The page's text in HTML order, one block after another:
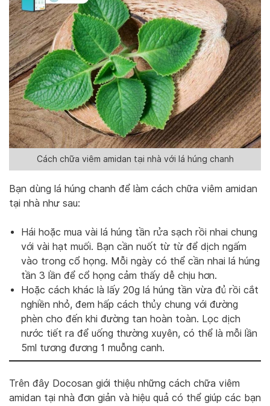
Cách chữa viêm amidan tại nhà với lá húng chanh
Bạn dùng lá húng chanh để làm cách chữa viêm amidan
tại nhà như sau:
Hái hoặc mua vài lá húng tần rửa sạch rồi nhai chung
với vài hạt muối. Bạn cần nuốt từ từ để dịch ngấm
vào trong cổ họng. Mỗi ngày có thể cần nhai lá húng
tần 3 lần để cổ họng cảm thấy dễ chịu hơn.
Hoặc cách khác là lấy 20g lá húng tần vừa đủ rồi cắt
nghiền nhỏ, đem hấp cách thủy chung với đường
phèn cho đến khi đường tan hoàn toàn. Lọc dịch
nước tiết ra để uống thường xuyên, có thể là mỗi lần
5ml tương đương 1 muỗng canh.
Trên đây Docosan giới thiệu những cách chữa viêm
amidan tại nhà đơn giản và hiệu quả có thể giúp các bạn